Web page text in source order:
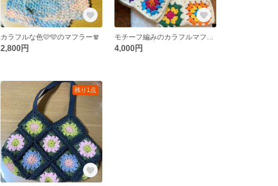
カラフルな色🩷🩵のマフラー🧣
2,800円 4,000円
残り1点